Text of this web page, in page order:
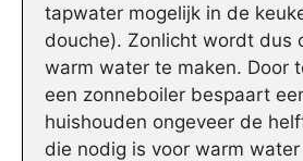
tapwater mogelijk in de
douche). Zonlicht wordt dus
warm water te maken. Door
een zonneboiler bespaart
huishouden ongeveer de
die nodig is voor warm